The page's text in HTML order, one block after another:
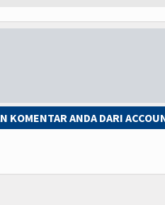
KOMENTAR ANDA DARI